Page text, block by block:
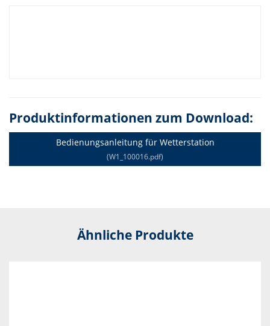
Produktinformationen zum Download:
Bedienungsanleitung für Wetterstation
(W1_100016.pdf)
Ähnliche Produkte